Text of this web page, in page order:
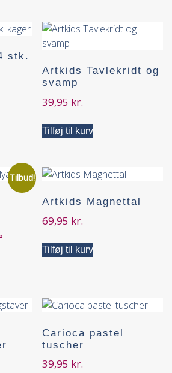
stk.
Artkids Tavlekridt og
svamp
39,95 kr.
Tilføj til kurv
Tilbud!
Artkids Magnettal
69,95 kr.
Tilføj til kurv
Carioca pastel
tuscher
39,95 kr.